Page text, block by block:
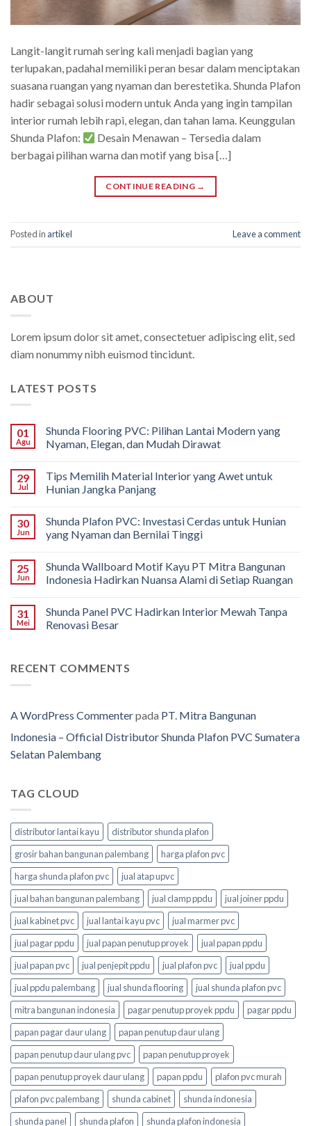
Langit-langit rumah sering kali menjadi bagian yang
terlupakan, padahal memiliki peran besar dalam menciptakan
suasana ruangan yang nyaman dan berestetika. Shunda Plafon
hadir sebagai solusi modern untuk Anda yang ingin tampilan
interior rumah lebih rapi, elegan, dan tahan lama. Keunggulan
Shunda Plafon:
Desain Menawan – Tersedia dalam
berbagai pilihan warna dan motif yang bisa […]
CONTINUE READING →
Posted in artikel Leave a comment
ABOUT
Lorem ipsum dolor sit amet, consectetuer adipiscing elit, sed
diam nonummy nibh euismod tincidunt.
LATEST POSTS
01
Agu
Shunda Flooring PVC: Pilihan Lantai Modern yang
Nyaman, Elegan, dan Mudah Dirawat
29
Jul
Tips Memilih Material Interior yang Awet untuk
Hunian Jangka Panjang
30
Jun
Shunda Plafon PVC: Investasi Cerdas untuk Hunian
yang Nyaman dan Bernilai Tinggi
25
Jun
Shunda Wallboard Motif Kayu PT Mitra Bangunan
Indonesia Hadirkan Nuansa Alami di Setiap Ruangan
31
Mei
Shunda Panel PVC Hadirkan Interior Mewah Tanpa
Renovasi Besar
RECENT COMMENTS
A WordPress Commenterpada PT. Mitra Bangunan
Indonesia – Official Distributor Shunda Plafon PVC Sumatera
Selatan Palembang
TAG CLOUD
distributor lantai kayu
distributor shunda plafon
grosir bahan bangunan palembang
harga plafon pvc
harga shunda plafon pvc
jual atap upvc
jual bahan bangunan palembang
jual clamp ppdu
jual joiner ppdu
jual kabinet pvc
jual lantai kayu pvc
jual marmer pvc
jual pagar ppdu
jual papan penutup proyek
jual papan ppdu
jual papan pvc
jual penjepit ppdu jual plafon pvc
jual ppdu
jual ppdu palembang
jual shunda flooring
jual shunda plafon pvc
mitra bangunan indonesia
pagar penutup proyek ppdu
pagar ppdu
papan pagar daur ulang
papan penutup daur ulang
papan penutup daur ulang pvc
papan penutup proyek
papan penutup proyek daur ulang
papan ppdu
plafon pvc murah
plafon pvc palembang
shunda cabinet
shunda indonesia
shunda panel
shunda plafon shunda plafon indonesia